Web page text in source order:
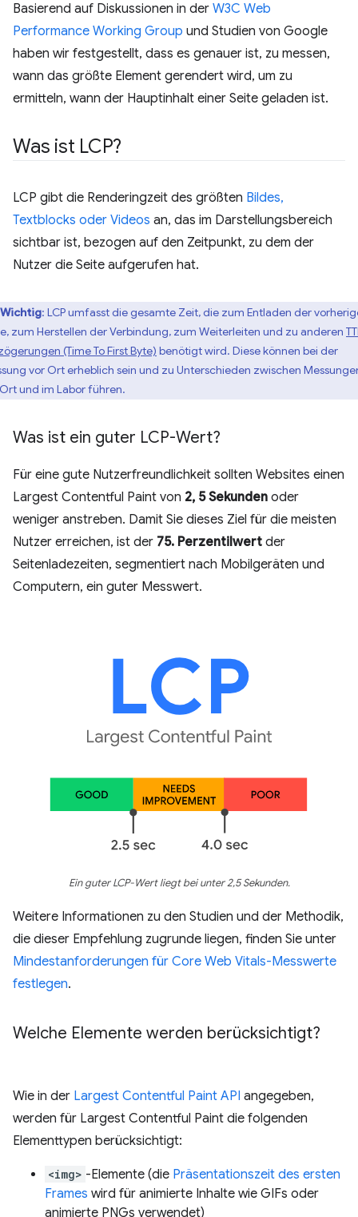
Basierend auf Diskussionen in der W3C Web
Performance Working Group und Studien von Google
haben wir festgestellt, dass es genauer ist, zu messen,
wann das größte Element gerendert wird, um zu
ermitteln, wann der Hauptinhalt einer Seite geladen ist.
Was ist LCP?
LCP gibt die Renderingzeit des größten Bildes,
Textblocks oder Videos an, das im Darstellungsbereich
sichtbar ist, bezogen auf den Zeitpunkt, zu dem der
Nutzer die Seite aufgerufen hat.
Wichtig: LCP umfasst die gesamte Zeit, die zum Entladen der
zum Herstellen der Verbindung, zum Weiterleiten und zu anderen
(Time To First Byte) benötigt wird. Diese können bei der
vor Ort erheblich sein und zu Unterschieden zwischen
und im Labor führen.
Was ist ein guter LCP-Wert?
Für eine gute Nutzerfreundlichkeit sollten Websites einen
Largest Contentful Paint von 2, 5 Sekunden oder
weniger anstreben. Damit Sie dieses Ziel für die meisten
Nutzer erreichen, ist der 75. Perzentilwert der
Seitenladezeiten, segmentiert nach Mobilgeräten und
Computern, ein guter Messwert.
Ein guter LCP-Wert liegt bei unter 2,5 Sekunden.
Weitere Informationen zu den Studien und der Methodik,
die dieser Empfehlung zugrunde liegen, finden Sie unter
Mindestanforderungen für Core Web Vitals-Messwerte
festlegen.
Welche Elemente werden berücksichtigt?
Wie in der Largest Contentful Paint API angegeben,
werden für Largest Contentful Paint die folgenden
Elementtypen berücksichtigt:
<img> -Elemente (die Präsentationszeit des ersten
Frames wird für animierte Inhalte wie GIFs oder
animierte PNGs verwendet)